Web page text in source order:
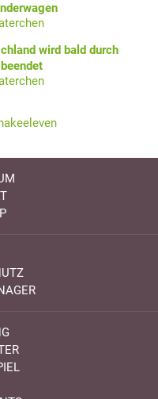
wird bald durch